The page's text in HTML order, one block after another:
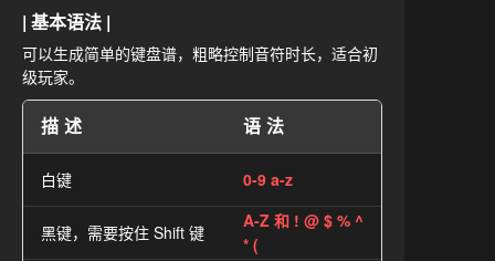
| 基本语法 |
可以生成简单的键盘谱，粗略控制音符时长，适合初
级玩家。
描述 语法
白键 0-9 a-z
黑键，需要按住 Shift 键
A-Z 和 ! @ $ % ^
* (